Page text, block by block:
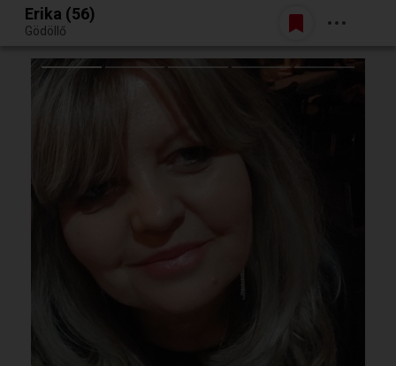
Egy jó randiból bármi lehet.
Belépés
Erika (56)
Gödöllő